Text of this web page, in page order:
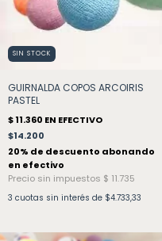
SIN STOCK
GUIRNALDA COPOS ARCOIRIS
PASTEL
$14.200
3 cuotas sin interés de $4.733,33